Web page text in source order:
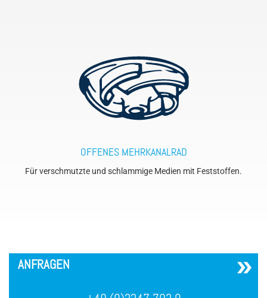
OFFENES MEHRKANALRAD
Für verschmutzte und schlammige Medien mit Feststoffen.
ANFRAGEN